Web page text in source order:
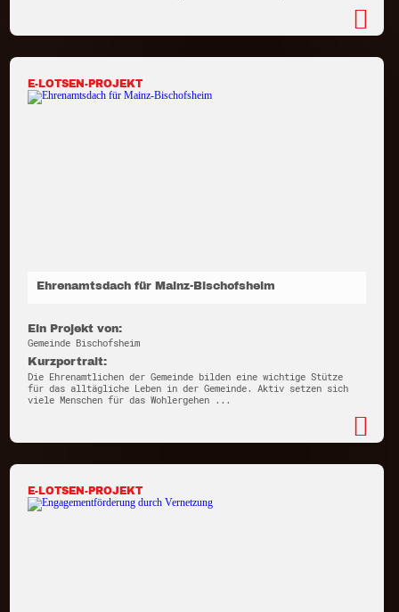
E-LOTSEN-PROJEKT
Ehrenamtsdach für Mainz-Bischofsheim
Ein Projekt von:
Gemeinde Bischofsheim
Kurzportrait:
Die Ehrenamtlichen der Gemeinde bilden eine wichtige Stütze
für das alltägliche Leben in der Gemeinde. Aktiv setzen sich
viele Menschen für das Wohlergehen ...
E-LOTSEN-PROJEKT